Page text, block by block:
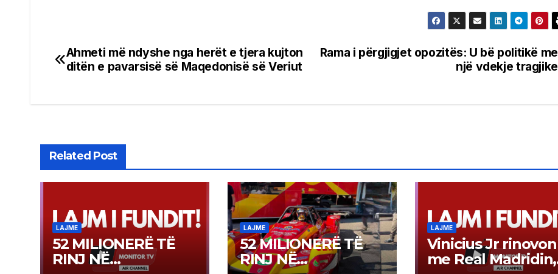
Post
Rama i përgjigjet opozitës: U bë politikë me
një vdekje tragjike
Ahmeti më ndyshe nga herët e tjera kujton
ditën e pavarsisë së Maqedonisë së Veriut
Related Post
LAJME
52 MILIONERË TË
RINJ NË
LAJME
52 MILIONERË TË
RINJ NË
LAJME
Vinicius Jr rinovon
me Real Madridin,